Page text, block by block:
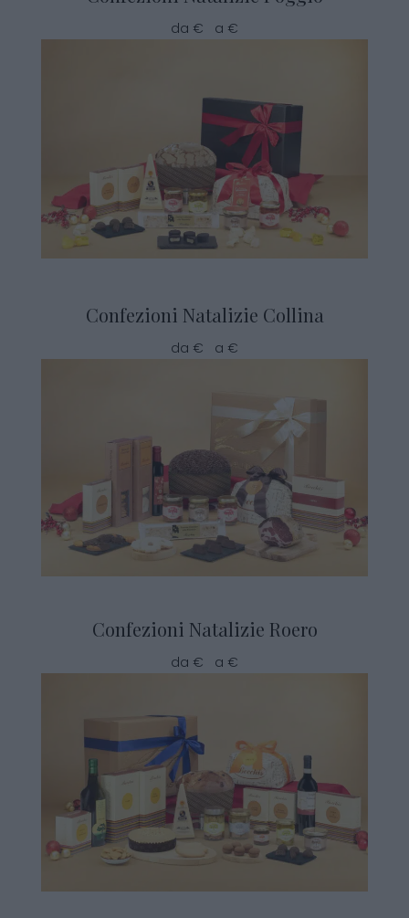
da € a €
Confezioni Natalizie Collina
da € a €
Confezioni Natalizie Roero
da € a €